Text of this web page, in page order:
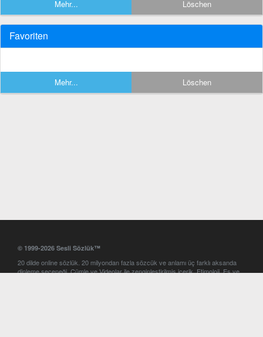
Mehr... Löschen
Favoriten
Mehr... Löschen
© 1999-2026 Sesli Sözlük™
20 dilde online sözlük. 20 milyondan fazla sözcük ve anlamı üç farklı aksanda
dinleme seçeneği. Cümle ve Videolar ile zenginleştirilmiş içerik. Etimoloji, Eş ve